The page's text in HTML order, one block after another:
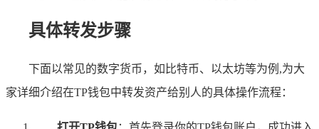
具体转发步骤
下面以常见的数字货币，如比特币、以太坊等为例,为大
家详细介绍在TP钱包中转发资产给别人的具体操作流程：